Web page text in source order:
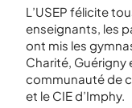
L’USEP félicite
enseignants, les
ont mis les
Charité, Guérigny
communauté de
et le CIE d’Imphy.